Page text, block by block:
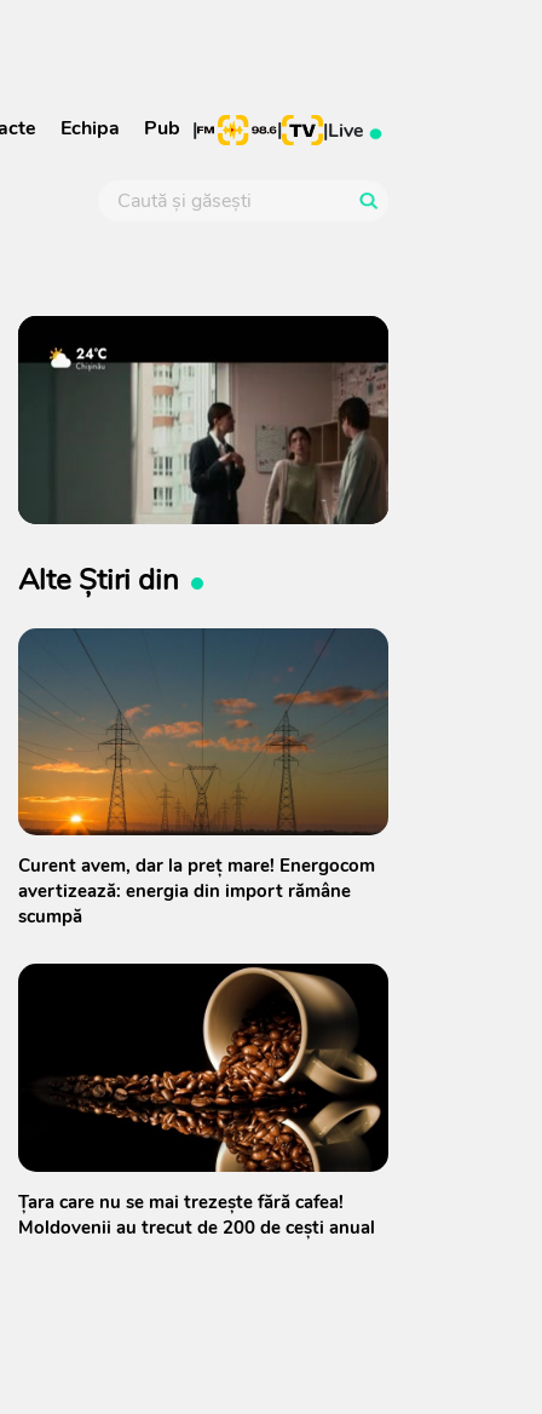
Echipa Pub | | |Live
Alte Știri din
Curent avem, dar la preț mare! Energocom
avertizează: energia din import rămâne
scumpă
Țara care nu se mai trezește fără cafea!
Moldovenii au trecut de 200 de cești anual